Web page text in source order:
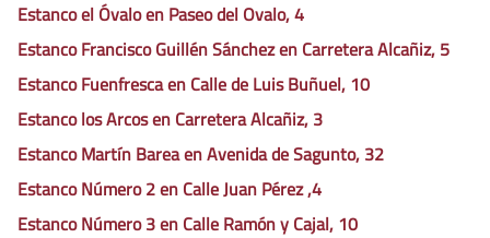
Estanco el Óvalo en Paseo del Ovalo, 4
Estanco Francisco Guillén Sánchez en Carretera Alcañiz, 5
Estanco Fuenfresca en Calle de Luis Buñuel, 10
Estanco los Arcos en Carretera Alcañiz, 3
Estanco Martín Barea en Avenida de Sagunto, 32
Estanco Número 2 en Calle Juan Pérez ,4
Estanco Número 3 en Calle Ramón y Cajal, 10